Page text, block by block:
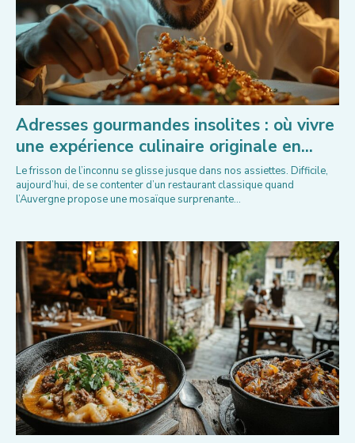
Adresses gourmandes insolites : où vivre
une expérience culinaire originale en...
Le frisson de l’inconnu se glisse jusque dans nos assiettes. Difficile,
aujourd’hui, de se contenter d’un restaurant classique quand
l’Auvergne propose une mosaïque surprenante...